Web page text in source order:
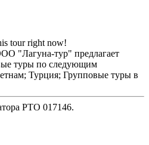
tour right now!
"Лагуна-тур" предлагает
туры по следующим
Турция; Групповые туры в
РТО 017146.